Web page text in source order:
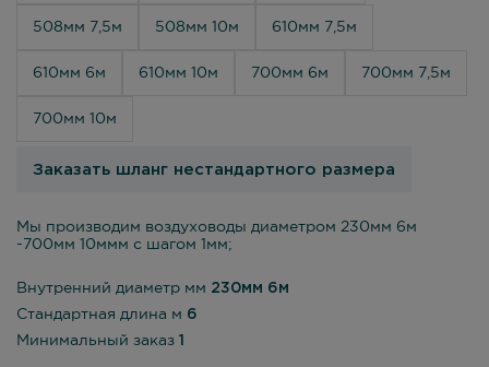
508мм 7,5м 508мм 10м 610мм 7,5м
610мм 6м 610мм 10м 700мм 6м 700мм 7,5м
700мм 10м
Заказать шланг нестандартного размера
Мы производим воздуховоды диаметром 230мм 6м
-700мм 10ммм с шагом 1мм;
Внутренний диаметр мм 230мм 6м
Стандартная длина м 6
Минимальный заказ 1